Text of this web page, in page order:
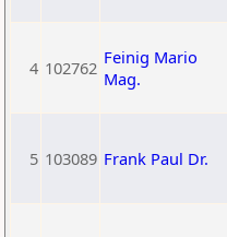
4 102762 Feinig Mario
Mag.
5 103089 Frank Paul Dr.